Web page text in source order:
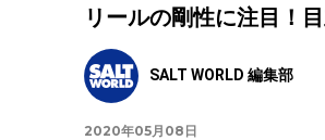
リールの剛性に注目！
SALT WORLD 編集部
2020年05月08日